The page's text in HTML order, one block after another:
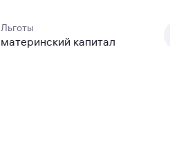
Льготы
материнский капитал